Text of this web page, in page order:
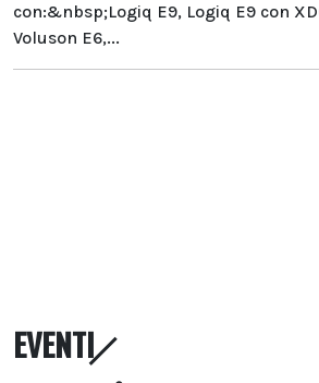
con:&nbsp;Logiq E9, Logiq E9 con
Voluson E6,...
EVENTI